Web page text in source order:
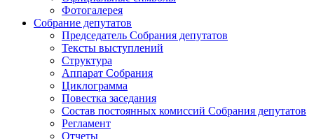
Фотогалерея
Собрание депутатов
Председатель Собрания депутатов
Тексты выступлений
Структура
Аппарат Собрания
Циклограмма
Повестка заседания
Состав постоянных комиссий Собрания депутатов
Регламент
Отчеты